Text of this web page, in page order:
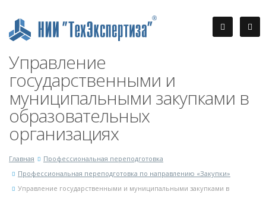
Управление
государственными и
муниципальными закупками в
образовательных
организациях
Главная
Профессиональная переподготовка
Профессиональная переподготовка по направлению «Закупки»
Управление государственными и муниципальными закупками в